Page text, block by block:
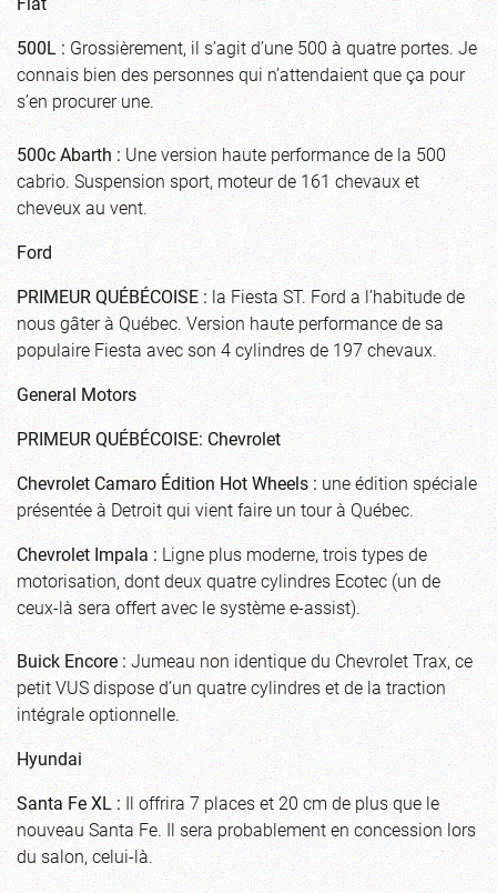
500L :Grossièrement, il s’agit d’une 500 à quatre portes. Je
connais bien des personnes qui n’attendaient que ça pour
s’en procurer une.
500c Abarth :Une version haute performance de la 500
cabrio. Suspension sport, moteur de 161 chevaux et
cheveux au vent.
Ford
PRIMEUR QUÉBÉCOISE :la Fiesta ST. Ford a l’habitude de
nous gâter à Québec. Version haute performance de sa
populaire Fiesta avec son 4 cylindres de 197 chevaux.
General Motors
PRIMEUR QUÉBÉCOISE: Chevrolet
Chevrolet Camaro Édition Hot Wheels :une édition spéciale
présentée à Detroit qui vient faire un tour à Québec.
Chevrolet Impala :Ligne plus moderne, trois types de
motorisation, dont deux quatre cylindres Ecotec (un de
ceux-là sera offert avec le système e-assist).
Buick Encore :Jumeau non identique du Chevrolet Trax, ce
petit VUS dispose d’un quatre cylindres et de la traction
intégrale optionnelle.
Hyundai
Santa Fe XL :Il offrira 7 places et 20 cm de plus que le
nouveau Santa Fe. Il sera probablement en concession lors
du salon, celui-là.